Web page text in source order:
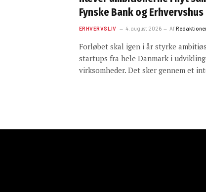
Fynske Bank og Erhvervshus
ERHVERVSLIV 4. august 2026 Af
Forløbet skal igen i år styrke
startups fra hele Danmark i
virksomheder. Det sker gennem et